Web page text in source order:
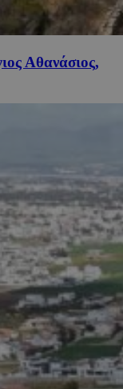
Αθανάσιος,